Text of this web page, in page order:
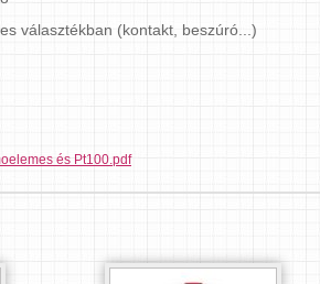
választékban (kontakt, beszúró...)
és Pt100.pdf